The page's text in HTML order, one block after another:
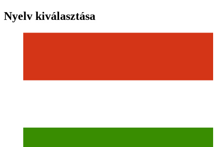
Nyelv kiválasztása